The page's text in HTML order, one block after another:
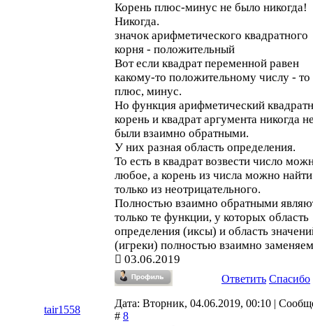
Корень плюс-минус не было никогда!
Никогда.
значок арифметического квадратного
корня - положительный
Вот если квадрат переменной равен
какому-то положительному числу - то
плюс, минус.
Но функция арифметический
корень и квадрат аргумента никогда
были взаимно обратными.
У них разная область определения.
То есть в квадрат возвести число
любое, а корень из числа можно найти
только из неотрицательного.
Полностью взаимно обратными
только те функции, у которых область
определения (иксы) и область
(игреки) полностью взаимно
03.06.2019
Ответить Спасибо
tair1558
Дата: Вторник, 04.06.2019, 00:10 |
# 8